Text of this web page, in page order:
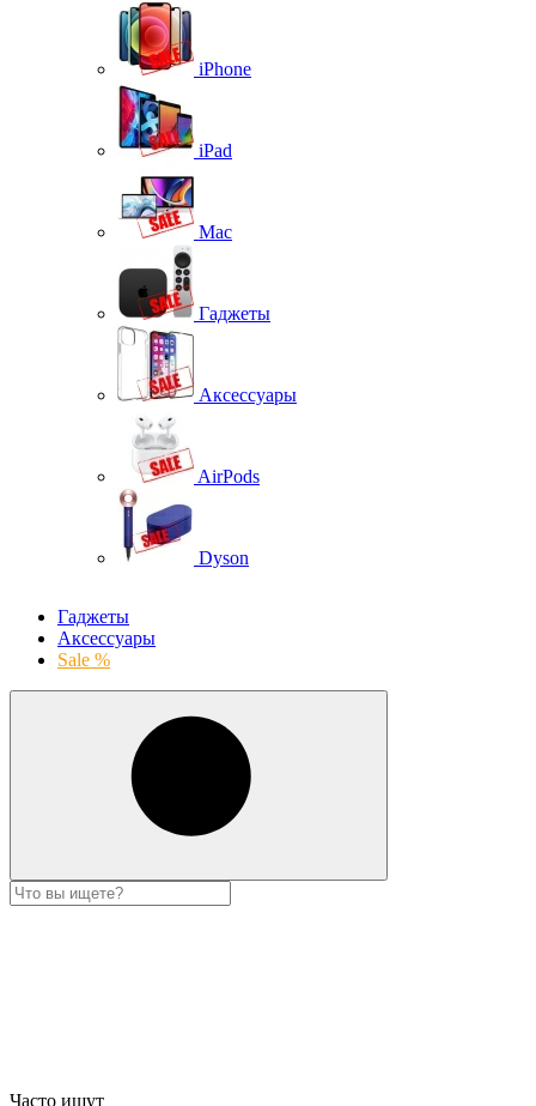
iPhone
iPad
Mac
Гаджеты
Аксессуары
AirPods
Dyson
Гаджеты
Аксессуары
Sale %
Часто ищут